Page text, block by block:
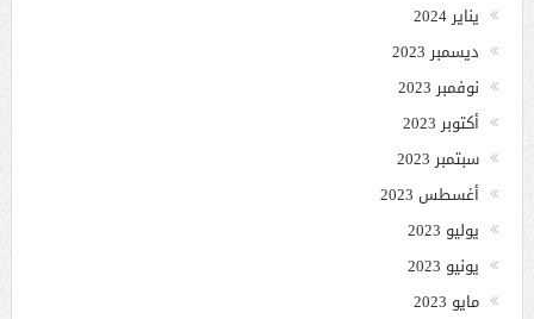
يناير 2024
ديسمبر 2023
نوفمبر 2023
أكتوبر 2023
سبتمبر 2023
أغسطس 2023
يوليو 2023
يونيو 2023
مايو 2023